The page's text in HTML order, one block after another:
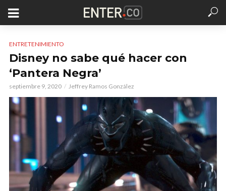
ENTRETENIMIENTO
Disney no sabe qué hacer con
‘Pantera Negra’
septiembre 9, 2020 Jeffrey Ramos González